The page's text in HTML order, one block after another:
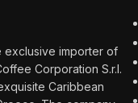
exclusive importer of
Corporation S.r.l.
Caribbean